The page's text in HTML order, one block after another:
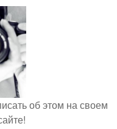
об этом на своем